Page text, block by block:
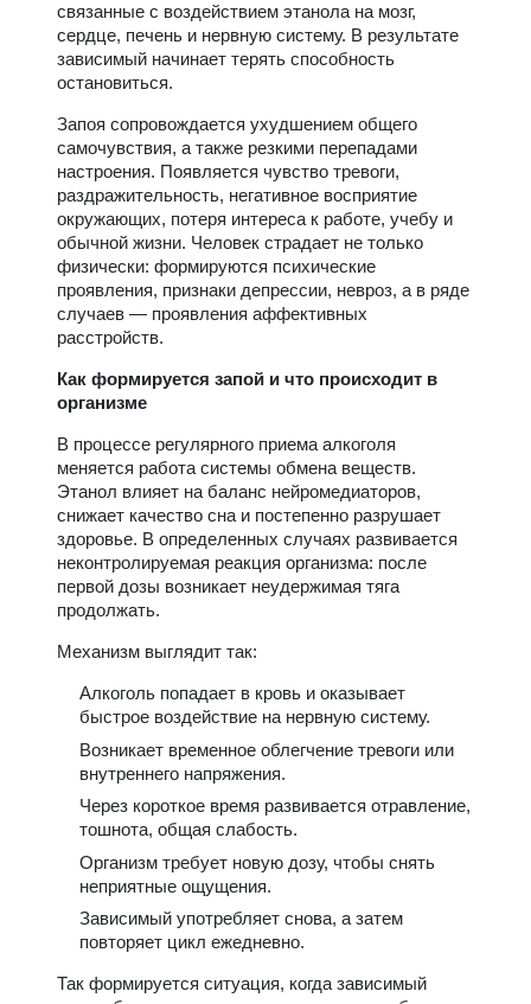
связанные с воздействием этанола на мозг,
сердце, печень и нервную систему. В результате
зависимый начинает терять способность
остановиться.
Запоя сопровождается ухудшением общего
самочувствия, а также резкими перепадами
настроения. Появляется чувство тревоги,
раздражительность, негативное восприятие
окружающих, потеря интереса к работе, учебу и
обычной жизни. Человек страдает не только
физически: формируются психические
проявления, признаки депрессии, невроз, а в ряде
случаев — проявления аффективных
расстройств.
Как формируется запой и что происходит в
организме
В процессе регулярного приема алкоголя
меняется работа системы обмена веществ.
Этанол влияет на баланс нейромедиаторов,
снижает качество сна и постепенно разрушает
здоровье. В определенных случаях развивается
неконтролируемая реакция организма: после
первой дозы возникает неудержимая тяга
продолжать.
Механизм выглядит так:
Алкоголь попадает в кровь и оказывает
быстрое воздействие на нервную систему.
Возникает временное облегчение тревоги или
внутреннего напряжения.
Через короткое время развивается отравление,
тошнота, общая слабость.
Организм требует новую дозу, чтобы снять
неприятные ощущения.
Зависимый употребляет снова, а затем
повторяет цикл ежедневно.
Так формируется ситуация, когда зависимый